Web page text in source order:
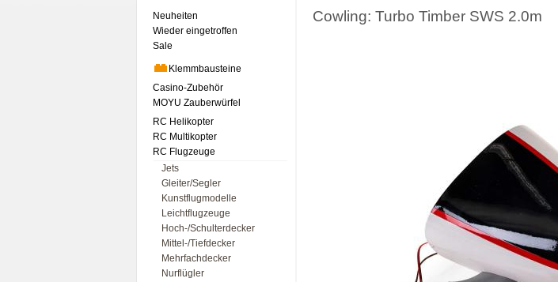
Neuheiten
Wieder eingetroffen
Sale
Klemmbausteine
Casino-Zubehör
MOYU Zauberwürfel
RC Helikopter
RC Multikopter
RC Flugzeuge
Jets
Gleiter/Segler
Kunstflugmodelle
Leichtflugzeuge
Hoch-/Schulterdecker
Mittel-/Tiefdecker
Mehrfachdecker
Nurflügler
Cowling: Turbo Timber SWS 2.0m